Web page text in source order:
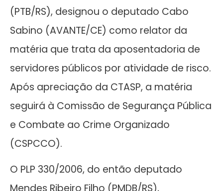
(PTB/RS), designou o deputado Cabo
Sabino (AVANTE/CE) como relator da
matéria que trata da aposentadoria de
servidores públicos por atividade de risco.
Após apreciação da CTASP, a matéria
seguirá à Comissão de Segurança Pública
e Combate ao Crime Organizado
(CSPCCO).
O PLP 330/2006, do então deputado
Mendes Ribeiro Filho (PMDB/RS),